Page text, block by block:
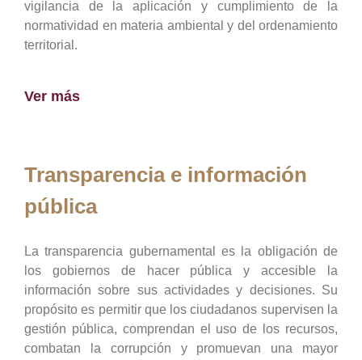
vigilancia de la aplicación y cumplimiento de la
normatividad en materia ambiental y del ordenamiento
territorial.
Ver más
Transparencia e información
pública
La transparencia gubernamental es la obligación de
los gobiernos de hacer pública y accesible la
información sobre sus actividades y decisiones. Su
propósito es permitir que los ciudadanos supervisen la
gestión pública, comprendan el uso de los recursos,
combatan la corrupción y promuevan una mayor